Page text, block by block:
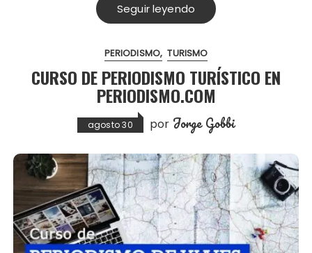
Seguir leyendo
PERIODISMO TURISMO
CURSO DE PERIODISMO TURÍSTICO EN
PERIODISMO.COM
agosto 30 por Jorge Gobbi